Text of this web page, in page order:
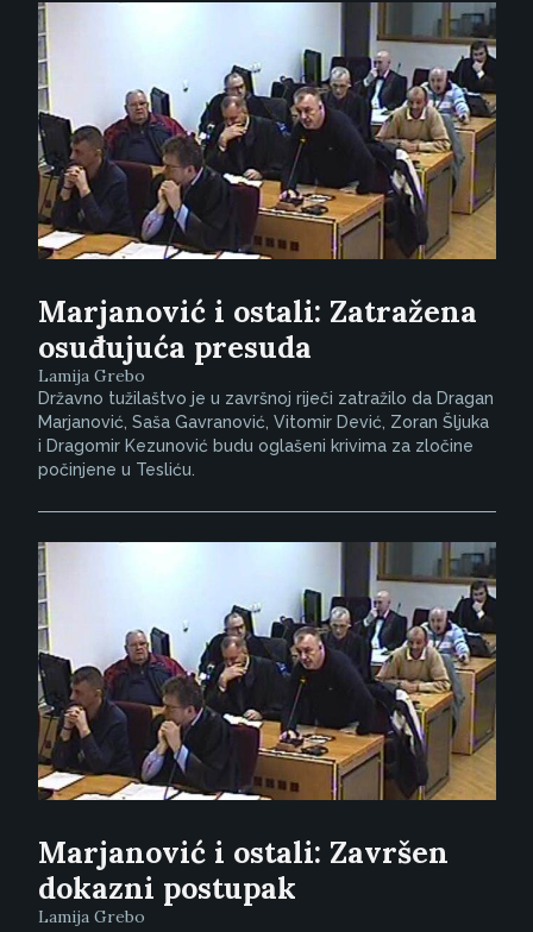
Marjanović i ostali: Zatražena
osuđujuća presuda
Lamija Grebo
Državno tužilaštvo je u završnoj riječi zatražilo da Dragan
Marjanović, Saša Gavranović, Vitomir Dević, Zoran Šljuka
i Dragomir Kezunović budu oglašeni krivima za zločine
počinjene u Tesliću.
Marjanović i ostali: Završen
dokazni postupak
Lamija Grebo